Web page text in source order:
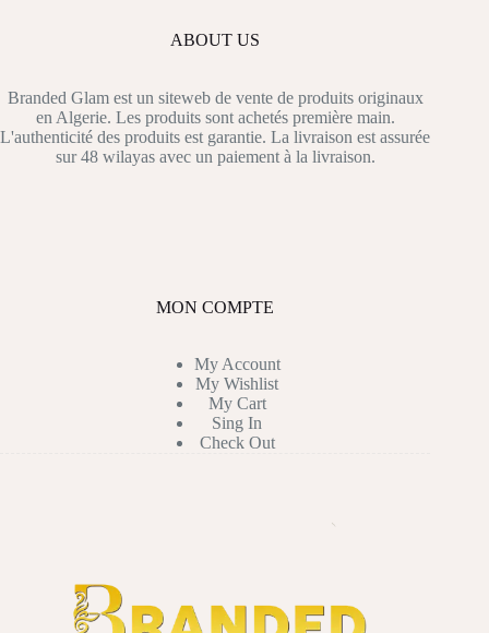
ABOUT US
Branded Glam est un siteweb de vente de produits originaux
en Algerie. Les produits sont achetés première main.
L'authenticité des produits est garantie. La livraison est assurée
sur 48 wilayas avec un paiement à la livraison.
MON COMPTE
My Account
My Wishlist
My Cart
Sing In
Check Out